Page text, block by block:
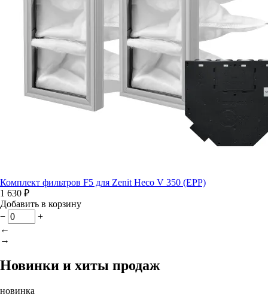
Комплект фильтров F5 для Zenit Heco V 350 (EPP)
1 630 ₽
Добавить в корзину
−
+
←
→
Новинки и хиты продаж
новинка